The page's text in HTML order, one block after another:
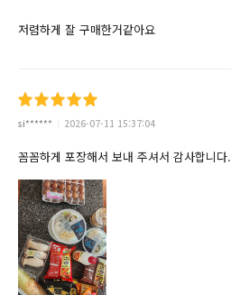
저렴하게 잘 구매한거같아요
si****** 2026-07-11 15:37:04
꼼꼼하게 포장해서 보내 주셔서 감사합니다.